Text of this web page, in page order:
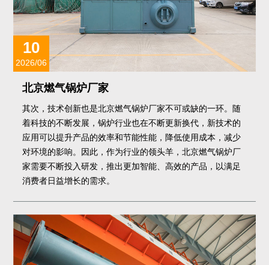
10
2026/06
北京燃气锅炉厂家
其次，技术创新也是北京燃气锅炉厂家不可或缺的一环。随
着科技的不断发展，锅炉行业也在不断更新换代，新技术的
应用可以提升产品的效率和节能性能，降低使用成本，减少
对环境的影响。因此，作为行业的领头羊，北京燃气锅炉厂
家需要不断投入研发，推出更加智能、高效的产品，以满足
消费者日益增长的需求。